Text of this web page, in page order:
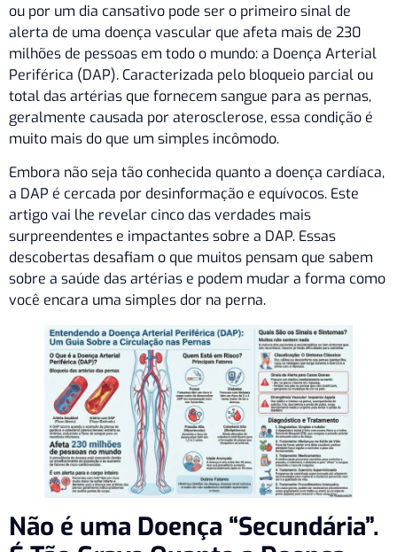
ou por um dia cansativo pode ser o primeiro sinal de
alerta de uma doença vascular que afeta mais de 230
milhões de pessoas em todo o mundo: a Doença Arterial
Periférica (DAP). Caracterizada pelo bloqueio parcial ou
total das artérias que fornecem sangue para as pernas,
geralmente causada por aterosclerose, essa condição é
muito mais do que um simples incômodo.
Embora não seja tão conhecida quanto a doença cardíaca,
a DAP é cercada por desinformação e equívocos. Este
artigo vai lhe revelar cinco das verdades mais
surpreendentes e impactantes sobre a DAP. Essas
descobertas desafiam o que muitos pensam que sabem
sobre a saúde das artérias e podem mudar a forma como
você encara uma simples dor na perna.
Não é uma Doença “Secundária”.